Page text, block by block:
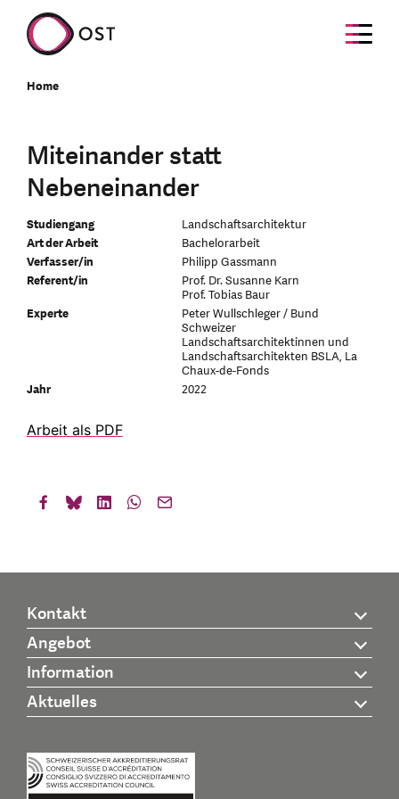
Home
Miteinander statt
Nebeneinander
Studiengang
Landschaftsarchitektur
Art der Arbeit
Bachelorarbeit
Verfasser/in
Philipp Gassmann
Referent/in
Prof. Dr. Susanne Karn
Prof. Tobias Baur
Experte
Peter Wullschleger / Bund
Schweizer
Landschaftsarchitektinnen und
Landschaftsarchitekten BSLA, La
Chaux-de-Fonds
Jahr
2022
Arbeit als PDF
Kontakt
Angebot
Information
Aktuelles